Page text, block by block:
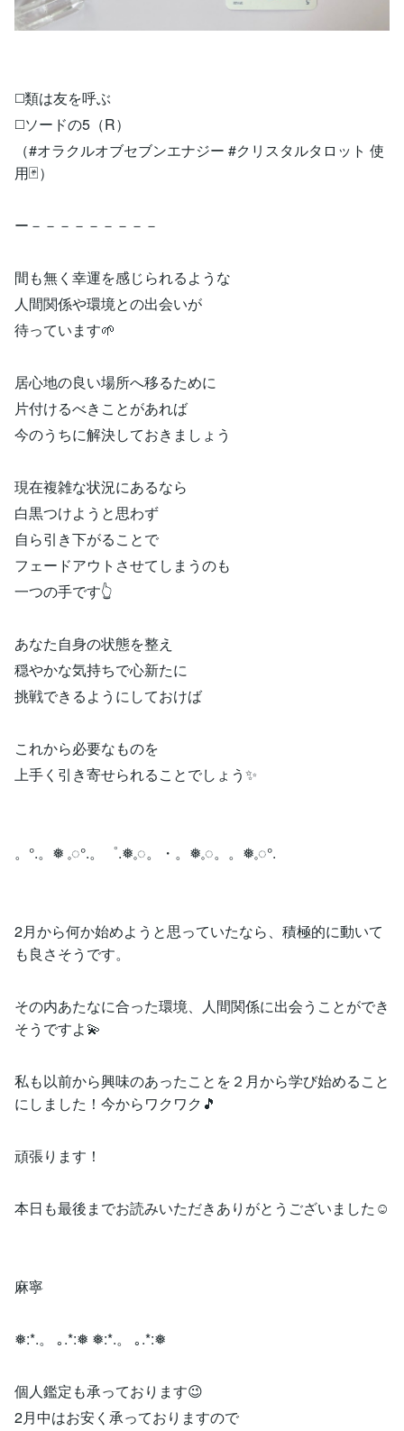
◻️類は友を呼ぶ
◻️ソードの5（R）
（#オラクルオブセブンエナジー #クリスタルタロット 使
用🃏）
ー－－－－－－－－－
間も無く幸運を感じられるような
人間関係や環境との出会いが
待っています🌱
居心地の良い場所へ移るために
片付けるべきことがあれば
今のうちに解決しておきましょう
現在複雑な状況にあるなら
白黒つけようと思わず
自ら引き下がることで
フェードアウトさせてしまうのも
一つの手です👆
あなた自身の状態を整え
穏やかな気持ちで心新たに
挑戦できるようにしておけば
これから必要なものを
上手く引き寄せられることでしょう✨
。°.。❅ 𓈒◌°.。゜.❅𓈒◌。・。❅𓈒◌。。❅𓈒◌°.
2月から何か始めようと思っていたなら、積極的に動いて
も良さそうです。
その内あたなに合った環境、人間関係に出会うことができ
そうですよ💫
私も以前から興味のあったことを２月から学び始めること
にしました！今からワクワク🎵
頑張ります！
本日も最後までお読みいただきありがとうございました☺️
麻寧
❅:*.。 ｡.*:❅ ❅:*.。 ｡.*:❅
個人鑑定も承っております😉
2月中はお安く承っておりますので